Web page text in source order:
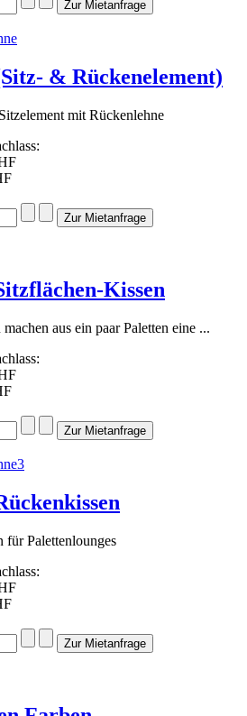
& Rückenelement)
mit Rückenlehne
Kissen
aus ein paar Paletten eine ...
für Palettenlounges